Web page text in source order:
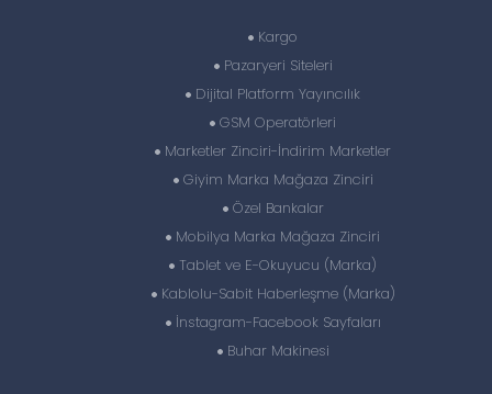
Kargo
Pazaryeri Siteleri
Dijital Platform Yayıncılık
GSM Operatörleri
Marketler Zinciri-İndirim Marketler
Giyim Marka Mağaza Zinciri
Özel Bankalar
Mobilya Marka Mağaza Zinciri
Tablet ve E-Okuyucu (Marka)
Kablolu-Sabit Haberleşme (Marka)
İnstagram-Facebook Sayfaları
Buhar Makinesi